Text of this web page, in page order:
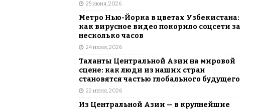
25 июня, 2026
Метро Нью-Йорка в цветах Узбекистана:
как вирусное видео покорило соцсети за
несколько часов
24 июня, 2026
Таланты Центральной Азии на мировой
сцене: как люди из наших стран
становятся частью глобального будущего
22 июня, 2026
Из Центральной Азии — в крупнейшие